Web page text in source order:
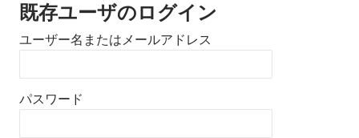
既存ユーザのログイン
ユーザー名またはメールアドレス
パスワード